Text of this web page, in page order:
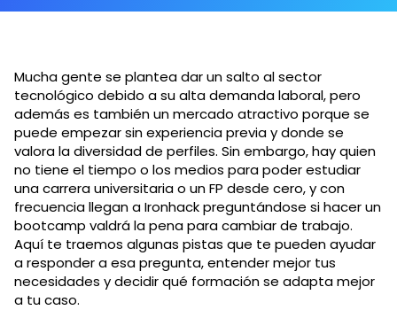
Mucha gente se plantea dar un salto al sector
tecnológico debido a su alta demanda laboral, pero
además es también un mercado atractivo porque se
puede empezar sin experiencia previa y donde se
valora la diversidad de perfiles. Sin embargo, hay quien
no tiene el tiempo o los medios para poder estudiar
una carrera universitaria o un FP desde cero, y con
frecuencia llegan a Ironhack preguntándose si hacer un
bootcamp valdrá la pena para cambiar de trabajo.
Aquí te traemos algunas pistas que te pueden ayudar
a responder a esa pregunta, entender mejor tus
necesidades y decidir qué formación se adapta mejor
a tu caso.